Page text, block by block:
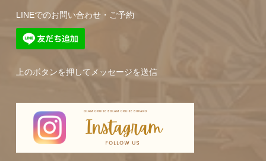
LINEでのお問い合わせ・ご予約
上のボタンを押してメッセージを送信